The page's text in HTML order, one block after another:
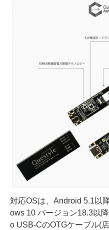
対応OSは、Android 5.1以
ows 10 バージョン18.3以
o USB-CのOTGケーブル(